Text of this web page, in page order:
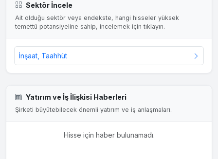
Sektör İncele
Ait olduğu sektör veya endekste, hangi hisseler yüksek
temettü potansiyeline sahip, incelemek için tıklayın.
İnşaat, Taahhüt
Yatırım ve İş İlişkisi Haberleri
Şirketi büyütebilecek önemli yatırım ve iş anlaşmaları.
Hisse için haber bulunamadı.